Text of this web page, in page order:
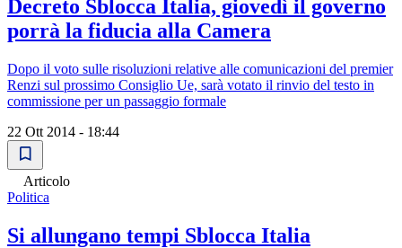
Decreto Sblocca Italia, giovedì il governo
porrà la fiducia alla Camera
Dopo il voto sulle risoluzioni relative alle comunicazioni del premier
Renzi sul prossimo Consiglio Ue, sarà votato il rinvio del testo in
commissione per un passaggio formale
22 Ott 2014 - 18:44
Articolo
Politica
Si allungano tempi Sblocca Italia